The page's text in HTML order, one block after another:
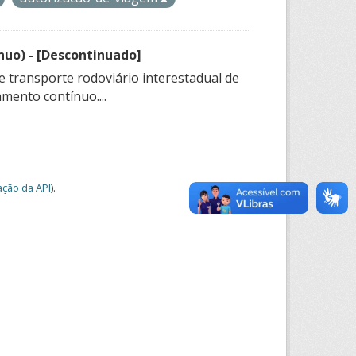
- [Descontinuado]
transporte rodoviário interestadual de
contínuo....
da API).